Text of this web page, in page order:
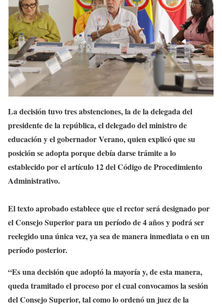
La decisión tuvo tres abstenciones, la de la delegada del
presidente de la república, el delegado del ministro de
educación y el gobernador Verano, quien explicó que su
posición se adopta porque debía darse trámite a lo
establecido por el artículo 12 del Código de Procedimiento
Administrativo.
El texto aprobado establece que el rector será designado por
el Consejo Superior para un período de 4 años y podrá ser
reelegido una única vez, ya sea de manera inmediata o en un
período posterior.
“Es una decisión que adoptó la mayoría y, de esta manera,
queda tramitado el proceso por el cual convocamos la sesión
del Consejo Superior, tal como lo ordenó un juez de la